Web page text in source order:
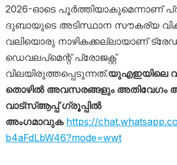
2026-ഓടെ പൂർത്തിയാകുമെന്നാണ്
ദുബായുടെ അടിസ്ഥാന സൗകര്യ
വലിയൊരു നാഴികക്കല്ലായാണ്
ഡെവലപ്‌മെന്റ് പ്രോജക്റ്റ്
വിലയിരുത്തപ്പെടുന്നത്.യുഎഇയിലെ
തൊഴിൽ അവസരങ്ങളും അതിവേഗം
വാട്സ്ആപ്പ് ഗ്രൂപ്പിൽ
അംഗമാവുക https://
b4aFdLbW46?mode=wwt